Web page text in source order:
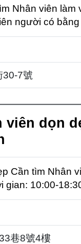
Nhân viên
người có
30-7號
viên dọn
Cần tìm Nhân
gian: 10:00-
巷8號4樓